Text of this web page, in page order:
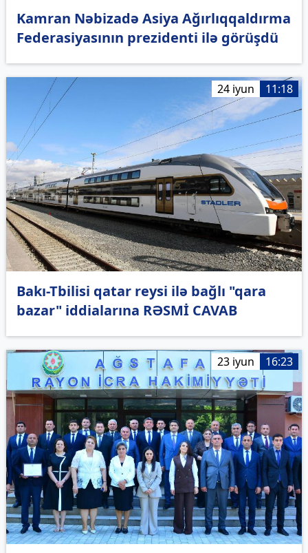
Kamran Nəbizadə Asiya Ağırlıqqaldırma
Federasiyasının prezidenti ilə görüşdü
24 iyun 11:18
Bakı-Tbilisi qatar reysi ilə bağlı "qara
bazar" iddialarına RƏSMİ CAVAB
23 iyun 16:23